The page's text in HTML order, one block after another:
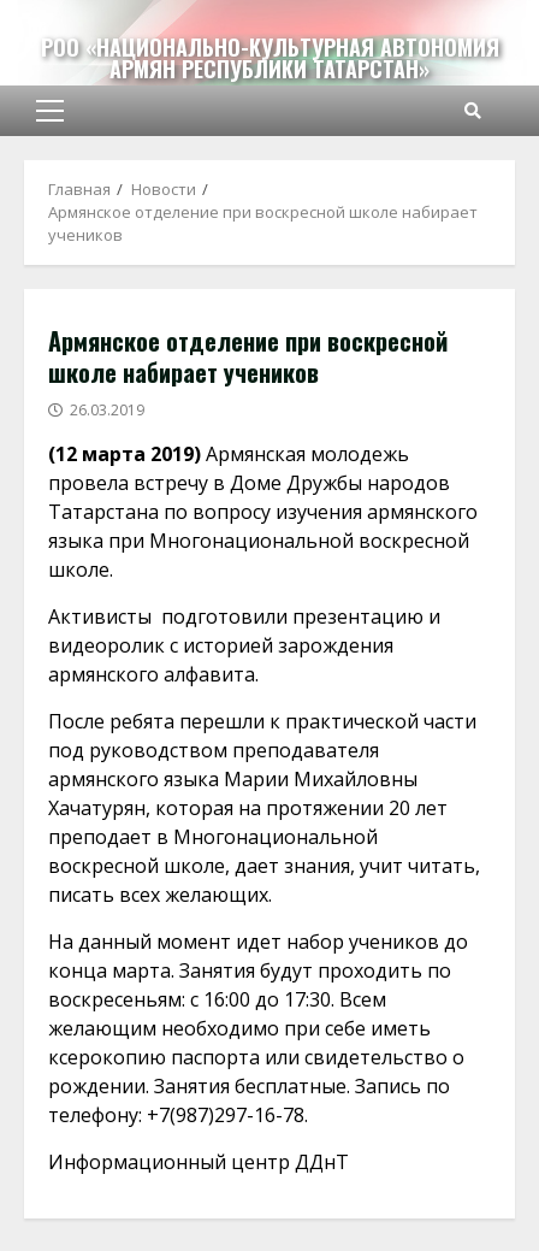
содержимому
РОО «НАЦИОНАЛЬНО-КУЛЬТУРНАЯ АВТОНОМИЯ
АРМЯН РЕСПУБЛИКИ ТАТАРСТАН»
Основное
Главная
Новости
Армянское отделение при воскресной школе набирает
учеников
Армянское отделение при воскресной
школе набирает учеников
26.03.2019
(12 марта 2019)Армянская молодежь
провела встречу в Доме Дружбы народов
Татарстана по вопросу изучения армянского
языка при Многонациональной воскресной
школе.
Активисты подготовили презентацию и
видеоролик с историей зарождения
армянского алфавита.
После ребята перешли к практической части
под руководством преподавателя
армянского языка Марии Михайловны
Хачатурян, которая на протяжении 20 лет
преподает в Многонациональной
воскресной школе, дает знания, учит читать,
писать всех желающих.
На данный момент идет набор учеников до
конца марта. Занятия будут проходить по
воскресеньям: с 16:00 до 17:30. Всем
желающим необходимо при себе иметь
ксерокопию паспорта или свидетельство о
рождении. Занятия бесплатные. Запись по
телефону: +7(987)297-16-78.
Информационный центр ДДнТ